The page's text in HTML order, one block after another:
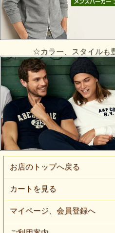
☆カラー、スタイルも
お店のトップへ戻る
カートを見る
マイページ、会員登録へ